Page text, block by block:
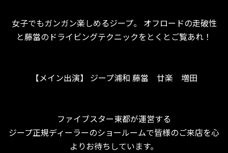
女子でもガンガン楽しめるジープ。 オフロードの走破性
と藤當のドライビングテクニックをとくとご覧あれ！
【メイン出演】 ジープ浦和 藤當 廿楽 増田
ファイブスター東都が運営する
ジープ正規ディーラーのショールームで皆様のご来店を心
よりお待ちしています。